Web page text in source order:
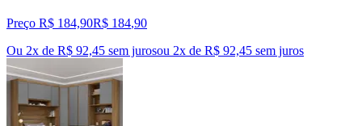
Preço R$ 184,90R$ 184,90
Ou 2x de R$ 92,45 sem jurosou 2x de R$ 92,45 sem juros